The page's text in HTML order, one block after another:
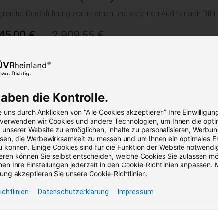
Durchführung von internen und externen Audits nach DIN
€ 2.909,55 €
Seminar
Elektrotechnik. E-
zu elektrotechnischem Basiswissen, Gefahren des
€
(zzgl. MwSt.) Bruttopreis (inkl. MwSt.)
die Kontrolle.
uns durch Anklicken von “Alle Cookies akzeptieren” Ihre
wir Cookies und andere Technologien, um Ihnen die
Website zu ermöglichen, Inhalte zu personalisieren,
die Werbewirksamkeit zu messen und um Ihnen ein optimales
können. Einige Cookies sind für die Funktion der Website
können Sie selbst entscheiden, welche Cookies Sie zulassen
Ihre Einstellungen jederzeit in den Cookie-Richtlinien anpassen.
akzeptieren Sie unsere Cookie-Richtlinien.
Datenschutzerklärung Impressum